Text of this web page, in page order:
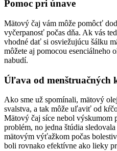
Pomoc pri únave
Mätový čaj vám môže pomôcť
vyčerpanosť počas dňa. Ak vás
vhodné dať si osviežujúcu šálku
môžete aj pomocou esenciálneho
nabudí.
Úľava od menštruačných
Ako sme už spomínali, mätový
svalstva, a tak môže uľaviť od
Mätový čaj síce nebol výskumom
problém, no jedna štúdia
mätovým výťažkom počas
boli rovnako efektívne ako lieky